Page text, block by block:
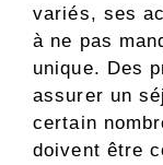
variés, ses
à ne pas
unique. Des
assurer un
certain
doivent être